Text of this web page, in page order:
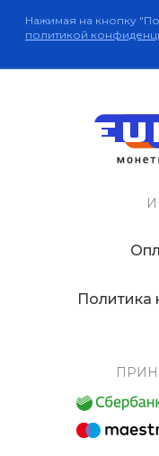
Нажимая на кнопку
политикой
Политика